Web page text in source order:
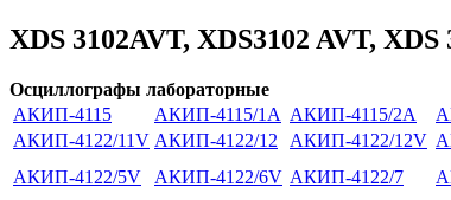
XDS 3102AVT, XDS3102 AVT,
Осциллографы лабораторные
АКИП-4115
АКИП-4115/1А АКИП-4115/2А
АКИП-4122/11V АКИП-4122/12 АКИП-4122/12V
АКИП-4122/5V
АКИП-4122/6V АКИП-4122/7